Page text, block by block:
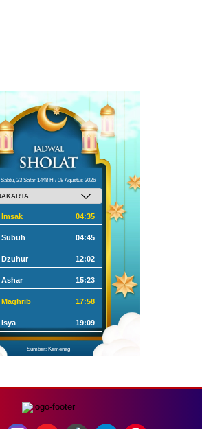
Sabtu, 23 Safar 1448 H / 08 Agustus 2026
Imsak 04:35
Subuh 04:45
Dzuhur 12:02
Ashar 15:23
Maghrib 17:58
Isya 19:09
Sumber: Kemenag